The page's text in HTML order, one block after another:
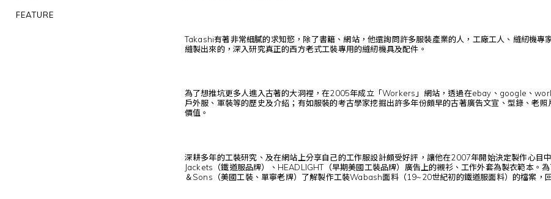
FEATURE
Takashi有著非常細膩的求知慾，除了書籍、網站，他還詢問許多服裝產業的人，工廠工人、縫紉機
縫製出來的，深入研究真正的西方老式工裝專用的縫紉機具及配件。
為了想推坑更多人進入古著的大洞裡，在2005年成立「Workers」網站，透過在ebay、google、
戶外服、軍裝等的歷史及介紹；有如服裝的考古學家挖掘出許多年份頗早的古著廣告文宣、型錄、老
價值。
深耕多年的工裝研究、及在網站上分享自己的工作服設計頗受好評，讓他在2007年開始決定製作心
Jackets（鐵道服品牌）、HEADLIGHT（早期美國工裝品牌）廣告上的襯衫、工作外套為製衣範本。
＆Sons（美國工裝、單寧老牌）了解製作工裝Wabash面料（19~20世紀初的鐵道服面料）的檔案，